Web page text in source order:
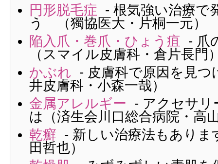
円形脱毛症 - 根気強い治療で
う （獨協医大・片桐一元）
陥入爪・巻爪・ひょう疽 - 爪
（スマイル皮膚科・倉片長門
かぶれ - 皮膚科で原因を見
井皮膚科・小森一哉）
金属アレルギー - アクセサリ
は（済生会川口総合病院・高
乾癬 - 新しい治療法もあり
田哲也）